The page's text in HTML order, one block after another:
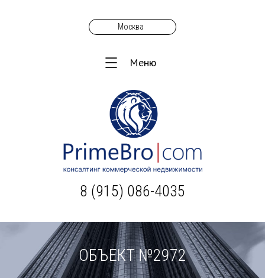
Москва
Меню
8 (915) 086-4035
ОБЪЕКТ №2972